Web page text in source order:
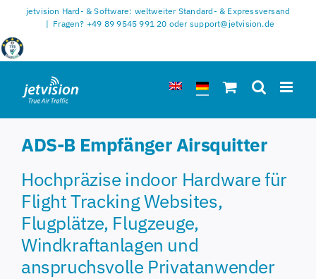
springen
jetvision Hard- & Software: weltweiter Standard- & Expressversand
| Fragen? +49 89 9545 991 20 oder support@jetvision.de
ADS-B Empfänger Airsquitter
Hochpräzise indoor Hardware für
Flight Tracking Websites,
Flugplätze, Flugzeuge,
Windkraftanlagen und
anspruchsvolle Privatanwender